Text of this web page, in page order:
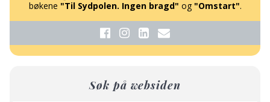
bøkene "Til Sydpolen. Ingen bragd" og "Omstart".
Søk på websiden